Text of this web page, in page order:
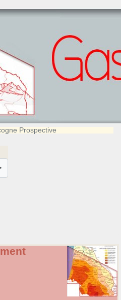
Prospective